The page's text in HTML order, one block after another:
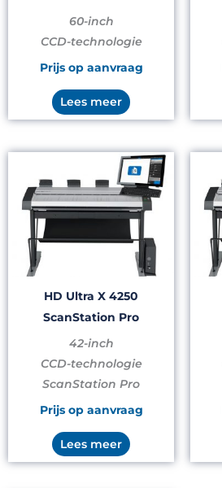
60-inch
CCD-technologie
Prijs op aanvraag
Lees meer
HD Ultra X 4250
ScanStation Pro
42-inch
CCD-technologie
ScanStation Pro
Prijs op aanvraag
Lees meer